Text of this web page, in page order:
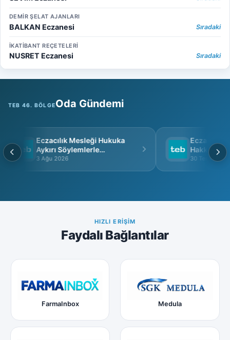
DEMİR ŞELAT AJANLARI
BALKAN Eczanesi Sıradaki
İKATİBANT REÇETELERİ
NUSRET Eczanesi Sıradaki
TEB 46. BÖLGEOda Gündemi
Eczacılık Mesleği Hukuka
Aykırı Söylemlerle
İtibarsızlaştırılamaz
3 Ağu 2026
Eczacı
Hakkında
30 Tem 2026
HIZLI ERIŞIM
Faydalı Bağlantılar
FarmaInbox Medula